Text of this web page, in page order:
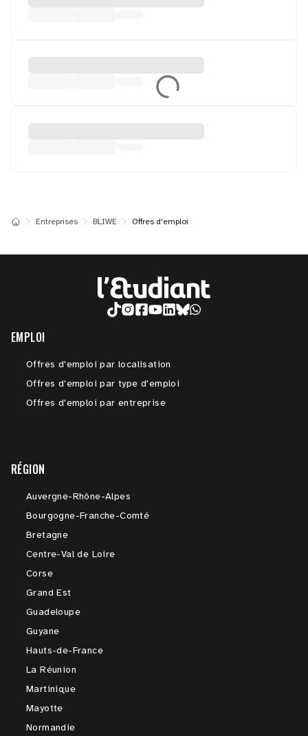
Entreprises BLIWE Offres d'emploi
EMPLOI
Offres d'emploi par localisation
Offres d'emploi par type d'emploi
Offres d'emploi par entreprise
RÉGION
Auvergne-Rhône-Alpes
Bourgogne-Franche-Comté
Bretagne
Centre-Val de Loire
Corse
Grand Est
Guadeloupe
Guyane
Hauts-de-France
La Réunion
Martinique
Mayotte
Normandie